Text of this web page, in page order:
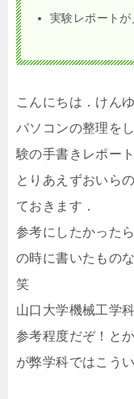
実験レポート
こんにちは．けん
パソコンの整理を
験の手書きレポー
とりあえずおいら
ておきます．
参考にしたかった
の時に書いたもの
笑
山口大学機械工学
参考程度だぞ！と
が弊学科ではこう